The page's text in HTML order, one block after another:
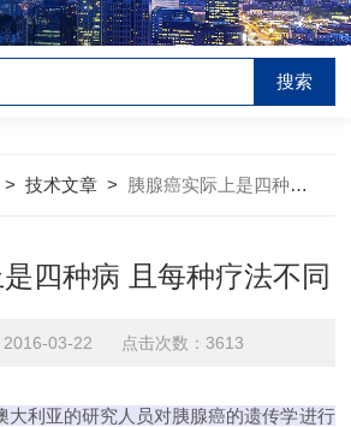
>技术文章 > 胰腺癌实际上是四种病 且每种疗法不同
四种病 且每种疗法不同
2016-03-22 点击次数：3613
大利亚的研究人员对胰腺癌的遗传学进行